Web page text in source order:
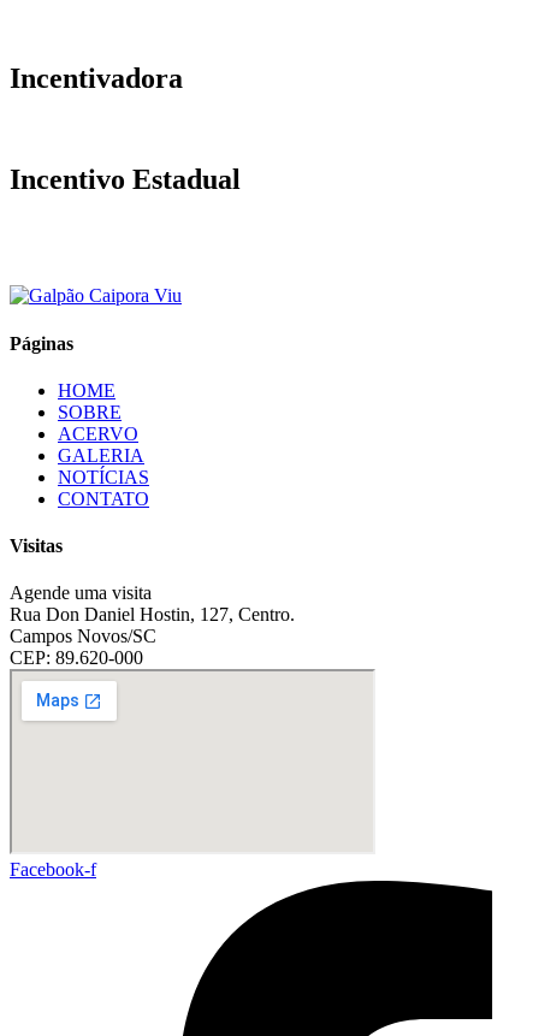
Incentivadora
Incentivo Estadual
Páginas
HOME
SOBRE
ACERVO
GALERIA
NOTÍCIAS
CONTATO
Visitas
Agende uma visita
Rua Don Daniel Hostin, 127, Centro.
Campos Novos/SC
CEP: 89.620-000
Facebook-f